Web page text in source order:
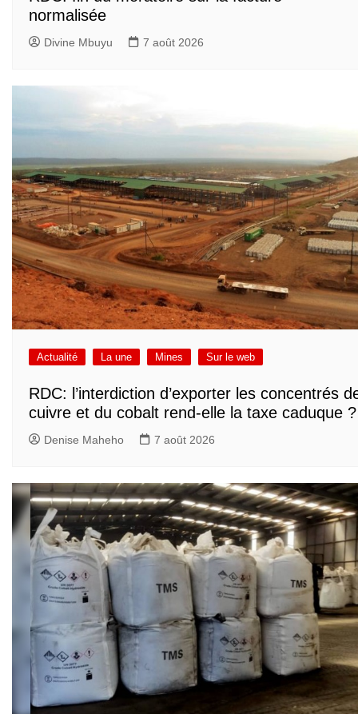
normalisée
Divine Mbuyu 7 août 2026
Actualité La une Mines Sur le web
RDC: l’interdiction d’exporter les concentrés
cuivre et du cobalt rend-elle la taxe caduque ?
Denise Maheho 7 août 2026